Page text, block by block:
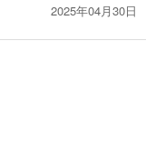
2025年04月30日